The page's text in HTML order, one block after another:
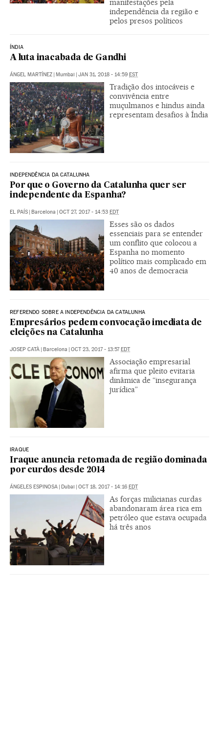
manifestações pela
independência da região e
pelos presos políticos
ÍNDIA
A luta inacabada de Gandhi
ÁNGEL MARTÍNEZ | Mumbai | JAN 31, 2018 - 14:59 EST
Tradição dos intocáveis e
convivência entre
muçulmanos e hindus ainda
representam desafios à Índia
INDEPENDÊNCIA DA CATALUNHA
Por que o Governo da Catalunha quer ser
independente da Espanha?
EL PAÍS | Barcelona | OCT 27, 2017 - 14:53 EDT
Esses são os dados
essenciais para se entender
um conflito que colocou a
Espanha no momento
político mais complicado em
40 anos de democracia
REFERENDO SOBRE A INDEPENDÊNCIA DA CATALUNHA
Empresários pedem convocação imediata de
eleições na Catalunha
JOSEP CATÀ | Barcelona | OCT 23, 2017 - 13:57EDT
Associação empresarial
afirma que pleito evitaria
dinâmica de “insegurança
jurídica”
IRAQUE
Iraque anuncia retomada de região dominada
por curdos desde 2014
ÁNGELES ESPINOSA | Dubai | OCT 18, 2017 - 14:16 EDT
As forças milicianas curdas
abandonaram área rica em
petróleo que estava ocupada
há três anos